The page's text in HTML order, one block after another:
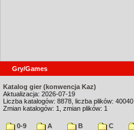
Gry/Games
Katalog gier (konwencja Kaz)
Aktualizacja: 2026-07-19
Liczba katalogów: 8878, liczba plików: 40040
Zmian katalogów: 1, zmian plików: 1
0-9 A B C